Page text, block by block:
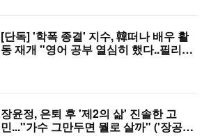
[단독] '학폭 종결' 지수, 韓떠나 배우 활
동 재개 "영어 공부 열심히 했다..필리핀
장윤정, 은퇴 후 '제2의 삶' 진솔한 고
민..."가수 그만두면 뭘로 살까" ('장공장